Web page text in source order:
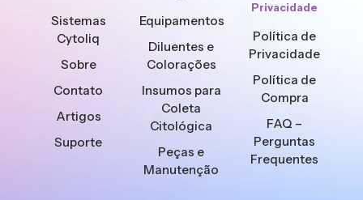
Sistemas
Cytoliq
Sobre
Contato
Artigos
Suporte
Equipamentos
Diluentes e
Colorações
Insumos para
Coleta
Citológica
Peças e
Manutenção
Privacidade
Política de
Privacidade
Política de
Compra
FAQ –
Perguntas
Frequentes